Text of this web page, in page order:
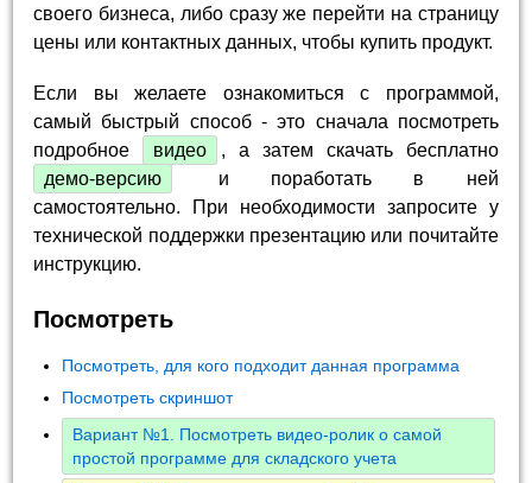
своего бизнеса, либо сразу же перейти на страницу
цены или контактных данных, чтобы купить продукт.
Если вы желаете ознакомиться с программой,
самый быстрый способ - это сначала посмотреть
подробное
видео
, а затем скачать бесплатно
демо-версию
и поработать в ней
самостоятельно. При необходимости запросите у
технической поддержки презентацию или почитайте
инструкцию.
Посмотреть
Посмотреть, для кого подходит данная программа
Посмотреть скриншот
Вариант №1. Посмотреть видео-ролик о самой
простой программе для складского учета